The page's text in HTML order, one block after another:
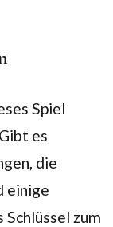
Spiel
es
die
einige
zum